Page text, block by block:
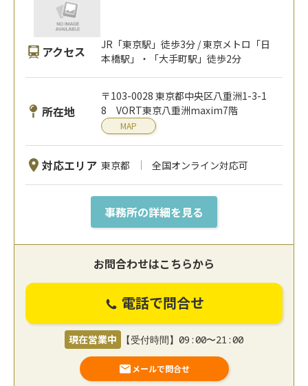
アクセス
JR「東京駅」徒歩3分 / 東京メトロ「日
本橋駅」・「大手町駅」徒歩2分
所在地
〒103-0028 東京都中央区八重洲1-3-1
8 VORT東京八重洲maxim7階
MAP
対応エリア 東京都 全国オンライン対応可
事務所の詳細を見る
お問合わせはこちらから
電話で問合せ
現在営業中 【受付時間】09:00〜21:00
メールで問合せ